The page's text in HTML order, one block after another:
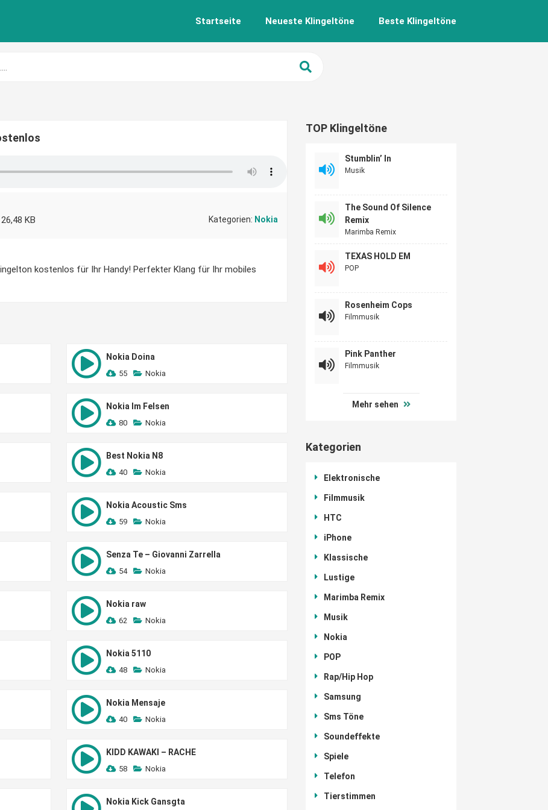
Startseite Neueste Klingeltöne Beste Klingeltöne
26,48 KB Kategorien: Nokia
kostenlos für Ihr Handy! Perfekter Klang für Ihr mobiles
Nokia Doina
55 Nokia
Nokia Im Felsen
80 Nokia
Best Nokia N8
40 Nokia
Nokia Acoustic Sms
59 Nokia
Senza Te – Giovanni Zarrella
54 Nokia
Nokia raw
62 Nokia
Nokia 5110
48 Nokia
Nokia Mensaje
40 Nokia
KIDD KAWAKI – RACHE
58 Nokia
Nokia Kick Gansgta
TOP Klingeltöne
Stumblin’ In
Musik
The Sound Of Silence
Remix
Marimba Remix
TEXAS HOLD EM
POP
Rosenheim Cops
Filmmusik
Pink Panther
Filmmusik
Mehr sehen
Kategorien
Elektronische
Filmmusik
HTC
iPhone
Klassische
Lustige
Marimba Remix
Musik
Nokia
POP
Rap/Hip Hop
Samsung
Sms Töne
Soundeffekte
Spiele
Telefon
Tierstimmen